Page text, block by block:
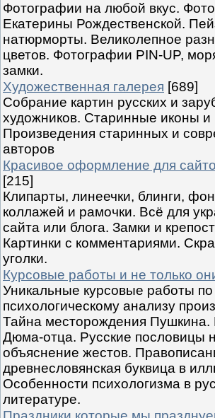
Фотографии на любой вкус.
Екатерины Рождественской.
натюрморты. Великолепное
цветов. Фотографии PIN-UP,
замки.
Художественная галерея [689]
Собрание картин русских и
художников. Старинные иконы и
Произведения старинных и
авторов
Красивое оформление для
[215]
Клипарты, линеечки, блинги,
коллажей и рамочки. Всё для
сайта или блога. Замки и
Картинки с комментариями.
уголки.
Курсовые работы и не только
Уникальные курсовые работы по
психологическому анализу
Тайна месторождения Пушкина.
Дюма-отца. Русские пословицы
объяснение жестов.
древнесловянская буквица в
Особенности психологизма в
литературе.